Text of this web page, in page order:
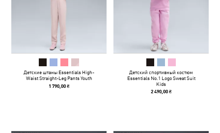
Детские штаны Essentials High-
Waist Straight-Leg Pants Youth
1 790,00 ₴
Детский спортивный костюм
Essentials No.1 Logo Sweat Suit
Kids
2 490,00 ₴